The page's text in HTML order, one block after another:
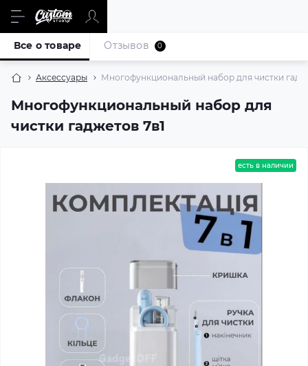
Аксессуары Многофункциональный набор для чистки
Многофункциональный набор для
чистки гаджетов 7в1
Все о товаре Отзывов 0
есть в наличии